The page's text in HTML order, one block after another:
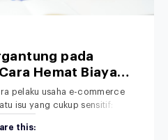
pada
Hemat Biaya
Retail Anda
pelaku usaha e-commerce
isu yang cukup sensitif:
memicu kekhawatiran serius.
this: